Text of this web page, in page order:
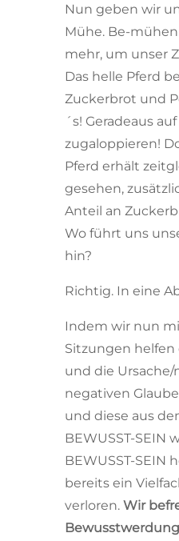
Nun geben wir
Mühe. Be-
mehr, um unser
Das helle Pferd
Zuckerbrot und
´s! Geradeaus
zugaloppieren!
Pferd erhält
gesehen,
Anteil an
Wo führt uns
hin?
Richtig. In eine
Indem wir nun
Sitzungen
und die Ursache/
negativen
und diese aus
BEWUSST-SEIN
BEWUSST-SEIN
bereits ein
verloren. Wir